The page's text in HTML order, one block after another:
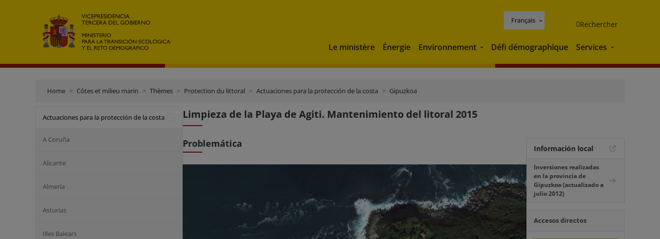
Français Rechercher
Le ministère Énergie Environnement Environnement
Défi démographique Services Services
Home Côtes et milieu marin Thèmes Protection du littoral Actuaciones para la protección de la costa Gipuzkoa
Actuaciones para la protección de la costa
A Coruña
Alicante
Almería
Asturias
Illes Balears
Limpieza de la Playa de Agiti. Mantenimiento del litoral 2015
Problemática Información local
Inversiones realizadas
en la provincia de
Gipuzkoa (actualizado a
julio 2012)
Accesos directos